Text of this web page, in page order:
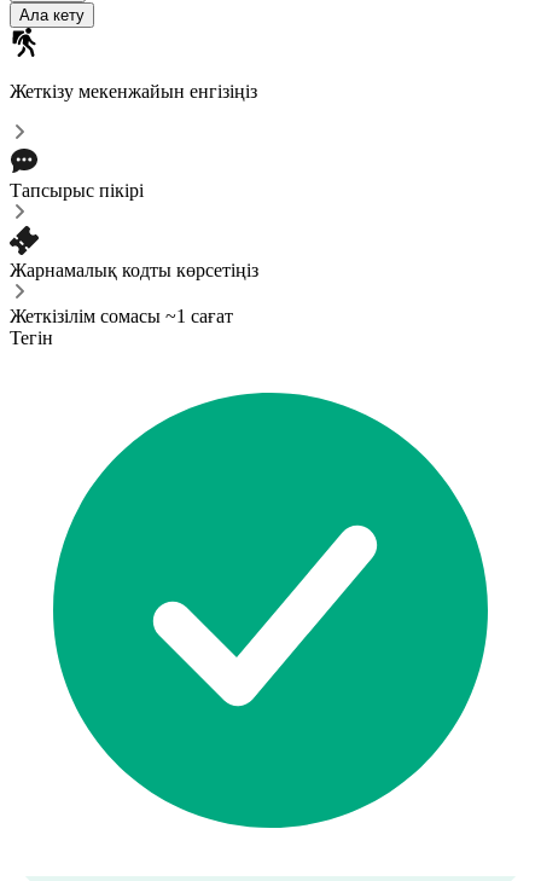
Ала кету
Жеткізу мекенжайын енгізіңіз
Тапсырыс пікірі
Жарнамалық кодты көрсетіңіз
Жеткізілім сомасы ~1 сағат
Тегін